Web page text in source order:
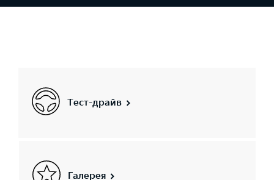
Тест-драйв
Галерея